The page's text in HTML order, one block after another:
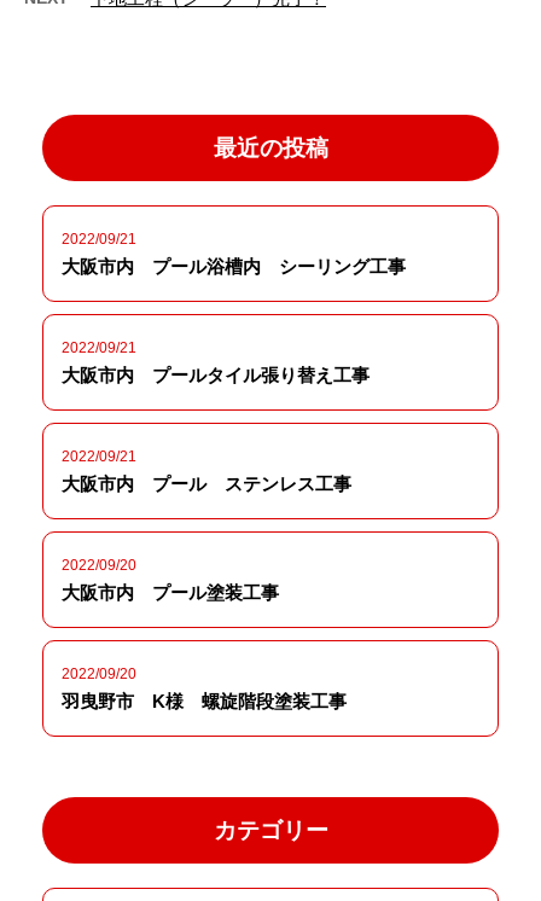
最近の投稿
2022/09/21
大阪市内 プール浴槽内 シーリング工事
2022/09/21
大阪市内 プールタイル張り替え工事
2022/09/21
大阪市内 プール ステンレス工事
2022/09/20
大阪市内 プール塗装工事
2022/09/20
羽曳野市 K様 螺旋階段塗装工事
カテゴリー